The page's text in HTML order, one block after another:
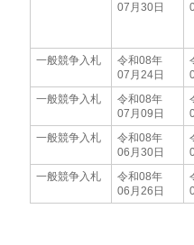
07月30日
一般競争入札
令和08年
07月24日
一般競争入札
令和08年
07月09日
一般競争入札
令和08年
06月30日
一般競争入札
令和08年
06月26日